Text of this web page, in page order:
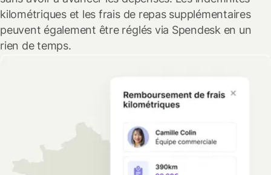
kilométriques et les frais de repas supplémentaires
peuvent également être réglés via Spendesk en un
rien de temps.